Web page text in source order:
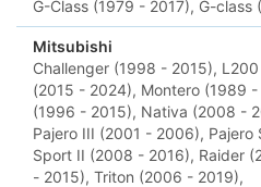
G-Class (1979 - 2017), G-class
Mitsubishi
Challenger (1998 - 2015),
(2015 - 2024), Montero (1989
(1996 - 2015), Nativa (2008 -
Pajero III (2001 - 2006), Pajero
Sport II (2008 - 2016), Raider
- 2015), Triton (2006 - 2019),